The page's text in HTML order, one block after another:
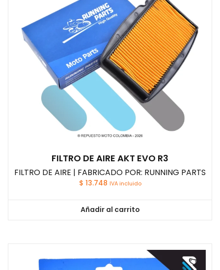
FILTRO DE AIRE AKT EVO R3
FILTRO DE AIRE | FABRICADO POR: RUNNING PARTS
$ 13.748 IVA incluido
Añadir al carrito